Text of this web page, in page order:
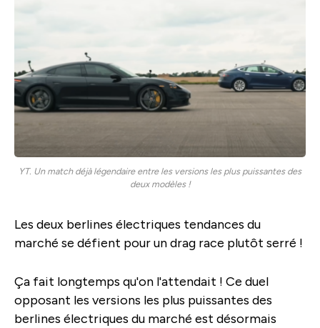
YT. Un match déjà légendaire entre les versions les plus puissantes des
deux modèles !
Les deux berlines électriques tendances du
marché se défient pour un drag race plutôt serré !
Ça fait longtemps qu'on l'attendait ! Ce duel
opposant les versions les plus puissantes des
berlines électriques du marché est désormais